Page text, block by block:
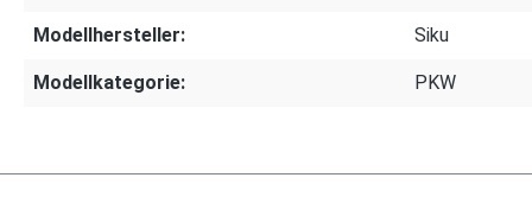
Modellhersteller: Siku
Modellkategorie: PKW